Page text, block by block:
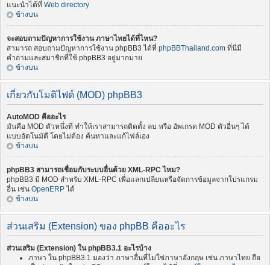
แนะนำได้ที่ Web directory
ข้างบน
จะสอบถามปัญหาการใช้งาน ภาษาไทยได้ที่ไหน?
สามารถ สอบถามปัญหาการใช้งาน phpBB3 ได้ที่ phpBBThailand.com ที่นี่มี
คำถามและสมาชิกที่ใช้ phpBB3 อยู่มากมาย
ข้างบน
เกี่ยวกับโมดิไฟด์ (MOD) phpBB3
AutoMOD คืออะไร
มันคือ MOD ตัวหนึ่งที่ ทำให้เราสามารถติดตั้ง ลบ หรือ อัพเกรด MOD ตัวอื่นๆ ได้
แบบอัตโนมัตื โดยไม่ต้อง ค้นหาและแก้ไฟล์เอง
ข้างบน
phpBB3 สามารถเชื่อมกับระบบอื่นด้วย XML-RPC ไหม?
phpBB3 มี MOD สำหรับ XML-RPC เพื่อแลกเปลี่ยนหรือจัดการข้อมูลจากโปรแกรม
อื่น เช่น OpenERP ได้
ข้างบน
ส่วนเสริม (Extension) ของ phpBB คืออะไร
ส่วนเสริม (Extension) ใน phpBB3.1 อะไรบ้าง
ภาษา ใน phpBB3.1 มองว่า ภาษาอื่นที่ไม่ใช่ภาษาอังกฤษ เช่น ภาษาไทย ถือ